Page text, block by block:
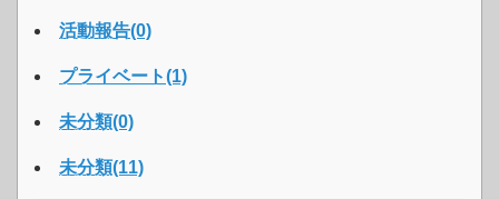
活動報告(0)
プライベート(1)
未分類(0)
未分類(11)